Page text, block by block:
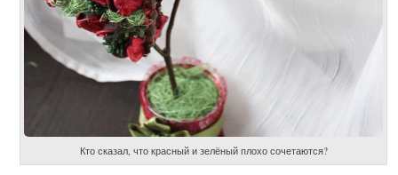
Кто сказал, что красный и зелёный плохо сочетаются?